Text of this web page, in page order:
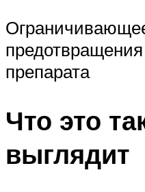
препарата
Что это
выглядит